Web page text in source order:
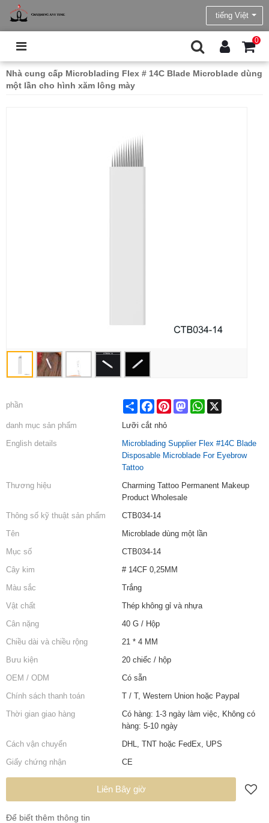
tiếng Việt
0
Nhà cung cấp Microblading Flex # 14C Blade Microblade dùng
một lần cho hình xăm lông mày
phần Share FacebookPinterestMastodonWhatsApp
danh mục sản phẩm
Lưỡi cắt nhỏ
English details
Microblading Supplier Flex #14C Blade
Disposable Microblade For Eyebrow
Tattoo
Thương hiệu
Charming Tattoo Permanent Makeup
Product Wholesale
Thông số kỹ thuật sản phẩm
CTB034-14
Tên
Microblade dùng một lần
Mục số
CTB034-14
Cây kim
# 14CF 0,25MM
Màu sắc
Trắng
Vật chất
Thép không gỉ và nhựa
Cân nặng
40 G / Hộp
Chiều dài và chiều rộng
21 * 4 MM
Bưu kiện
20 chiếc / hộp
OEM / ODM
Có sẵn
Chính sách thanh toán
T / T, Western Union hoặc Paypal
Thời gian giao hàng
Có hàng: 1-3 ngày làm việc, Không có
hàng: 5-10 ngày
Cách vận chuyển
DHL, TNT hoặc FedEx, UPS
Giấy chứng nhận
CE
Liên Bây giờ
Để biết thêm thông tin